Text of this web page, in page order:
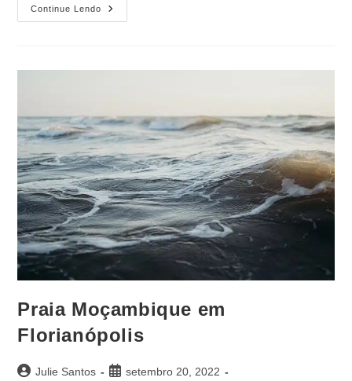
Continue Lendo
Praia Moçambique em
Florianópolis
Julie Santos
setembro 20, 2022